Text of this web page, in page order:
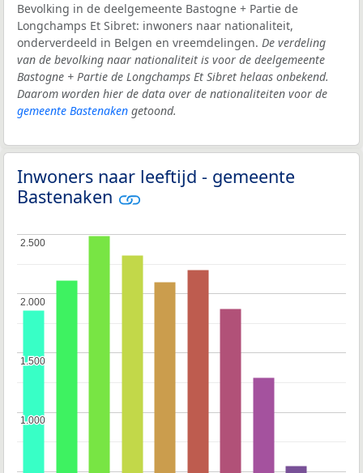
Bevolking in de deelgemeente Bastogne + Partie de
Longchamps Et Sibret: inwoners naar nationaliteit,
onderverdeeld in Belgen en vreemdelingen. De verdeling
van de bevolking naar nationaliteit is voor de deelgemeente
Bastogne + Partie de Longchamps Et Sibret helaas onbekend.
Daarom worden hier de data over de nationaliteiten voor de
gemeente Bastenaken getoond.
Inwoners naar leeftijd - gemeente
Bastenaken
1.000
1.000
1.500
1.500
2.000
2.000
2.500
2.500